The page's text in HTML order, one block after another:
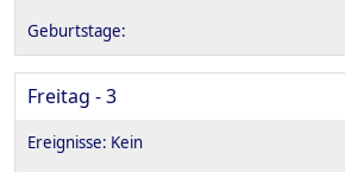
Freitag - 3